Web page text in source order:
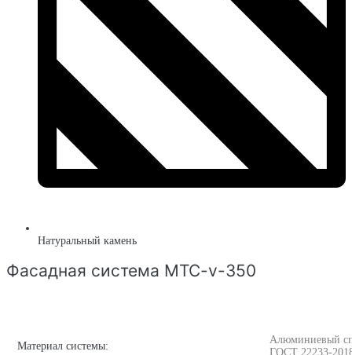
Натуральный камень
Фасадная система MTC-v-350
Материал системы:
Алюминиевый
ГОСТ 22233-